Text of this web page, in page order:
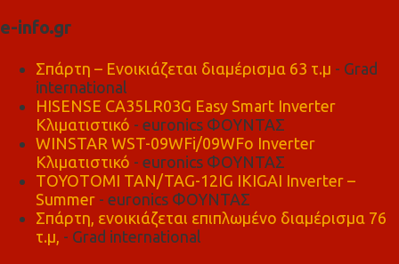
e-info.gr
Σπάρτη – Ενοικιάζεται διαμέρισμα 63 τ.μ - Grad
international
HISENSE CA35LR03G Easy Smart Inverter
Κλιματιστικό - euronics ΦΟΥΝΤΑΣ
WINSTAR WST-09WFi/09WFo Inverter
Κλιματιστικό - euronics ΦΟΥΝΤΑΣ
TOYOTOMI TAN/TAG-12IG IKIGAI Inverter –
Summer - euronics ΦΟΥΝΤΑΣ
Σπάρτη, ενοικιάζεται επιπλωμένο διαμέρισμα 76
τ.μ, - Grad international